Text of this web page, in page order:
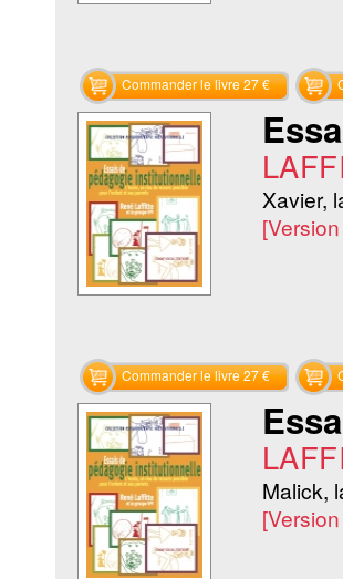
Commander le livre 27 €
Xavier,
Commander le livre 27 €
Malick,